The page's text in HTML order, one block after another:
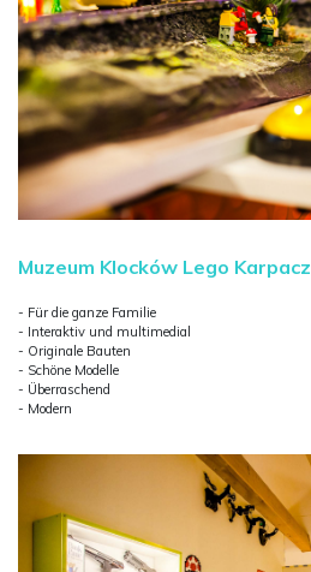
Muzeum Klocków Lego Karpacz
- Für die ganze Familie
- Interaktiv und multimedial
- Originale Bauten
- Schöne Modelle
- Überraschend
- Modern